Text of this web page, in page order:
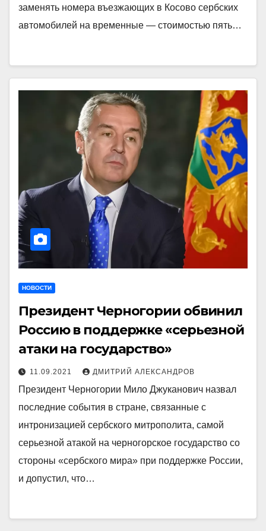
заменять номера въезжающих в Косово сербских
автомобилей на временные — стоимостью пять…
НОВОСТИ
Президент Черногории обвинил
Россию в поддержке «серьезной
атаки на государство»
11.09.2021 ДМИТРИЙ АЛЕКСАНДРОВ
Президент Черногории Мило Джуканович назвал
последние события в стране, связанные с
интронизацией сербского митрополита, самой
серьезной атакой на черногорское государство со
стороны «сербского мира» при поддержке России,
и допустил, что…